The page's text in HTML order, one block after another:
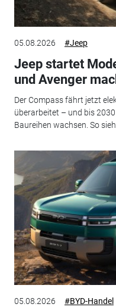
05.08.2026 #Jeep
Jeep startet
und Avenger
Der Compass fährt jetzt
überarbeitet – und bis
Baureihen wachsen. So
05.08.2026 #BYD-Handel